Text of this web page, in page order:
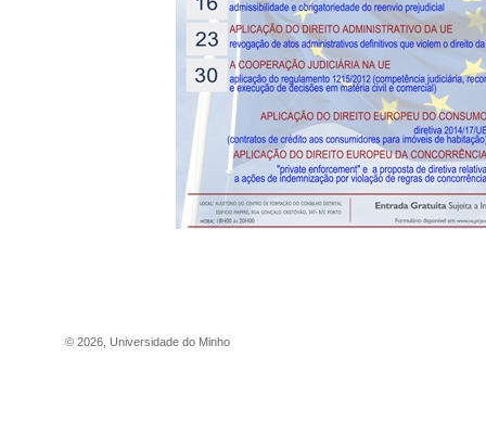
© 2026 Universidade do Minho